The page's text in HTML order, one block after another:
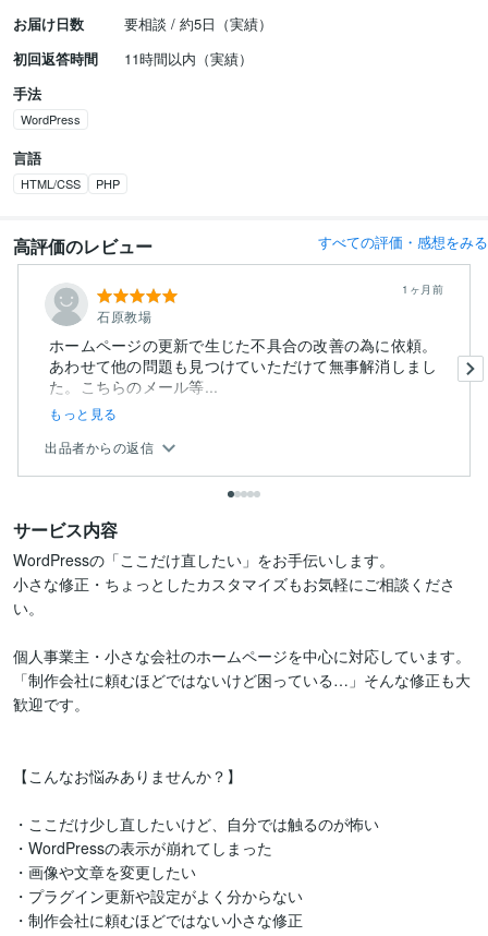
お届け日数
要相談 / 約5日（実績）
初回返答時間
11時間以内（実績）
手法
WordPress
言語
HTML/CSS PHP
高評価のレビュー すべての評価・感想をみる
石原教場
1ヶ月前
ホームページの更新で生じた不具合の改善の為に依頼。
あわせて他の問題も見つけていただけて無事解消しまし
た。こちらのメール等...
もっと見る
出品者からの返信
サービス内容
WordPressの「ここだけ直したい」をお手伝いします。
小さな修正・ちょっとしたカスタマイズもお気軽にご相談くださ
い。
個人事業主・小さな会社のホームページを中心に対応しています。
「制作会社に頼むほどではないけど困っている…」そんな修正も大
歓迎です。
【こんなお悩みありませんか？】
・ここだけ少し直したいけど、自分では触るのが怖い
・WordPressの表示が崩れてしまった
・画像や文章を変更したい
・プラグイン更新や設定がよく分からない
・制作会社に頼むほどではない小さな修正